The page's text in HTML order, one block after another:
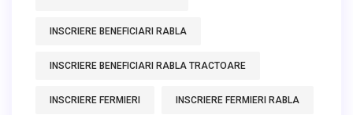
INSCRIERE BENEFICIARI RABLA
INSCRIERE BENEFICIARI RABLA TRACTOARE
INSCRIERE FERMIERI INSCRIERE FERMIERI RABLA